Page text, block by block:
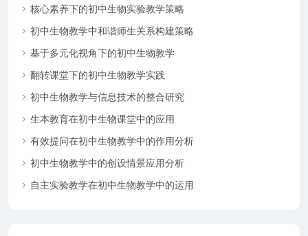
核心素养下的初中生物实验教学策略
初中生物教学中和谐师生关系构建策略
基于多元化视角下的初中生物教学
翻转课堂下的初中生物教学实践
初中生物教学与信息技术的整合研究
生本教育在初中生物课堂中的应用
有效提问在初中生物教学中的作用分析
初中生物教学中的创设情景应用分析
自主实验教学在初中生物教学中的运用